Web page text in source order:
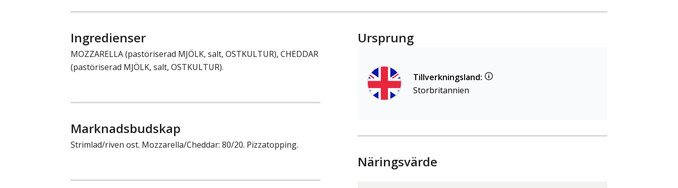
Ingredienser
MOZZARELLA (pastöriserad MJÖLK, salt, OSTKULTUR), CHEDDAR
(pastöriserad MJÖLK, salt, OSTKULTUR).
Marknadsbudskap
Strimlad/riven ost. Mozzarella/Cheddar: 80/20. Pizzatopping.
Ursprung
Tillverkningsland:
Storbritannien
Näringsvärde